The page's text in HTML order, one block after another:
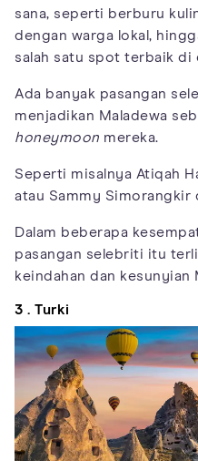
sana, seperti berburu
dengan warga lokal,
salah satu spot terbaik di
Ada banyak pasangan
menjadikan Maladewa
honeymoon mereka.
Seperti misalnya Atiqah
atau Sammy Simorangkir
Dalam beberapa
pasangan selebriti itu
keindahan dan kesunyian
3 . Turki